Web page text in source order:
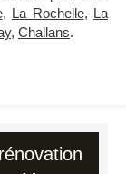
, La Rochelle, La
, Challans.